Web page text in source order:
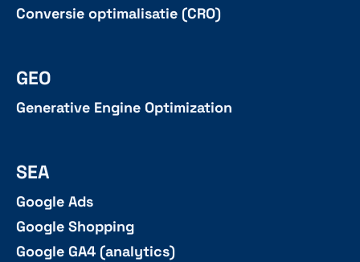
Conversie optimalisatie (CRO)
GEO
Generative Engine Optimization
SEA
Google Ads
Google Shopping
Google GA4 (analytics)